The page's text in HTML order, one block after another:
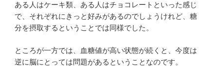
ある人はケーキ類、ある人はチョコレートといった感じ
で、それぞれにきっと好みがあるのでしょうけれど、糖
分を摂取するということでは同様でした。
ところが一方では、血糖値が高い状態が続くと、今度は
逆に脳にとっては問題があるということなのです。